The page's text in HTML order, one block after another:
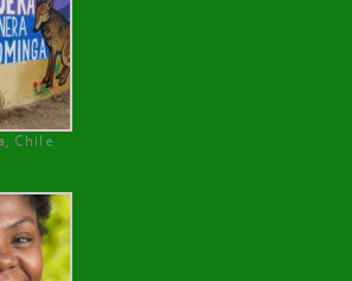
Chile